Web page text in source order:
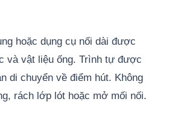
hoặc dụng cụ nối dài được
và vật liệu ống. Trình tự được
di chuyển về điểm hút. Không
rách lớp lót hoặc mở mối nối.